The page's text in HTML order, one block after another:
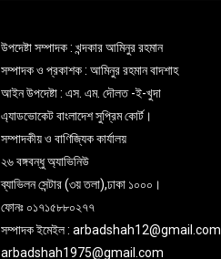
উপদেষ্টা সম্পাদক : খন্দকার আমিনুর রহমান
সম্পাদক ও প্রকাশক : আমিনুর রহমান বাদশাহ
আইন উপদেষ্টা : এস. এম. দৌলত -ই-খুদা
এ্যাডভোকেট বাংলাদেশ সুপ্রিম কোর্ট।
সম্পাদকীয় ও বাণিজ্যিক কার্যালয়
২৬ বঙ্গবন্ধু অ্যাভিনিউ
ব্যাভিলন সেন্টার (৩য় তলা),ঢাকা ১০০০।
ফোনঃ ০১৭১৫৮৮০২৭৭
সম্পাদক ইমেইল : arbadshah12@gmail.com
arbadshah1975@gmail.com